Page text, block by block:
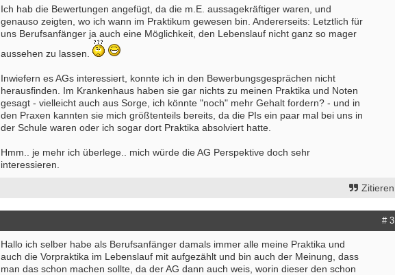
Ich hab die Bewertungen angefügt, da die m.E. aussagekräftiger waren, und
genauso zeigten, wo ich wann im Praktikum gewesen bin. Andererseits: Letztlich für
uns Berufsanfänger ja auch eine Möglichkeit, den Lebenslauf nicht ganz so mager
aussehen zu lassen.
Inwiefern es AGs interessiert, konnte ich in den Bewerbungsgesprächen nicht
herausfinden. Im Krankenhaus haben sie gar nichts zu meinen Praktika und Noten
gesagt - vielleicht auch aus Sorge, ich könnte "noch" mehr Gehalt fordern? - und in
den Praxen kannten sie mich größtenteils bereits, da die PIs ein paar mal bei uns in
der Schule waren oder ich sogar dort Praktika absolviert hatte.
Hmm.. je mehr ich überlege.. mich würde die AG Perspektive doch sehr
interessieren.
Zitieren
# 3
Hallo ich selber habe als Berufsanfänger damals immer alle meine Praktika und
auch die Vorpraktika im Lebenslauf mit aufgezählt und bin auch der Meinung, dass
man das schon machen sollte, da der AG dann auch weis, worin dieser den schon